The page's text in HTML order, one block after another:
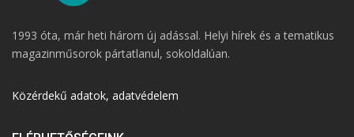
1993 óta, már heti három új adással. Helyi hírek és a tematikus
magazinműsorok pártatlanul, sokoldalúan.
Közérdekű adatok, adatvédelem